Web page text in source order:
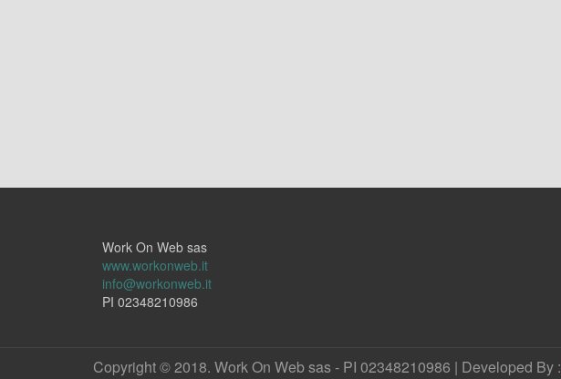
Work On Web sas
www.workonweb.it
info@workonweb.it
PI 02348210986
Copyright © 2018. Work On Web sas - PI 02348210986 | Developed By :